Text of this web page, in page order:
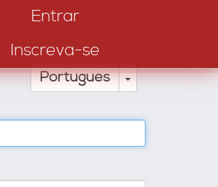
Entrar
Inscreva-se
Português Toggle